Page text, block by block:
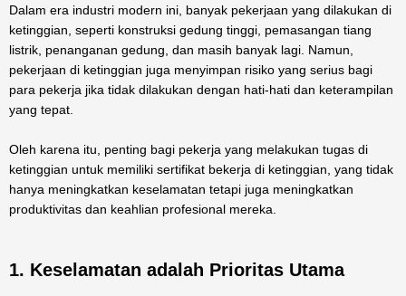
Dalam era industri modern ini, banyak pekerjaan yang dilakukan di
ketinggian, seperti konstruksi gedung tinggi, pemasangan tiang
listrik, penanganan gedung, dan masih banyak lagi. Namun,
pekerjaan di ketinggian juga menyimpan risiko yang serius bagi
para pekerja jika tidak dilakukan dengan hati-hati dan keterampilan
yang tepat.
Oleh karena itu, penting bagi pekerja yang melakukan tugas di
ketinggian untuk memiliki sertifikat bekerja di ketinggian, yang tidak
hanya meningkatkan keselamatan tetapi juga meningkatkan
produktivitas dan keahlian profesional mereka.
1. Keselamatan adalah Prioritas Utama